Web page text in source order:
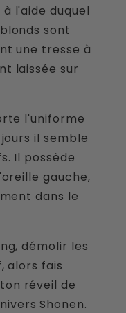
à l'aide duquel
sont
une tresse à
laissée sur
l'uniforme
il semble
Il possède
gauche,
dans le
démolir les
alors fais
réveil de
Shonen.